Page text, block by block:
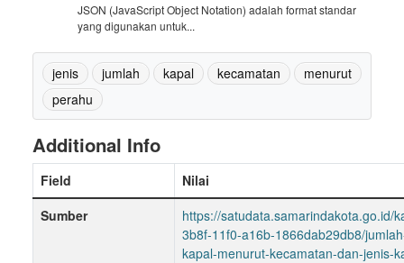
JSON (JavaScript Object Notation) adalah format standar
yang digunakan untuk...
jenis jumlah kapal kecamatan
menurut
perahu
Additional Info
Field
Nilai
Sumber
https://satudata.samarindakota.go.id/
3b8f-11f0-a16b-1866dab29db8/
kapal-menurut-kecamatan-dan-jenis-